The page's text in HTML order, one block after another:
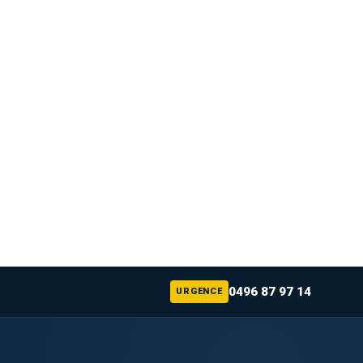
URGENCE 0496 87 97 14